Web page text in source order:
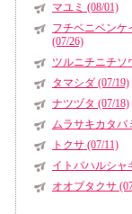
マユミ (08/01)
フチベニベンケ
(07/26)
ツルニチニチソ
タマシダ (07/19)
ナツヅタ (07/18)
ムラサキカタバ
トクサ (07/11)
イトバハルシャ
オオブタクサ